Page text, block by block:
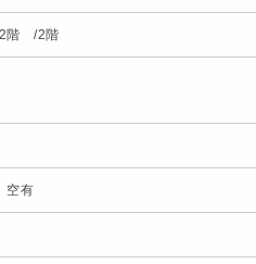
階 /2階
空有